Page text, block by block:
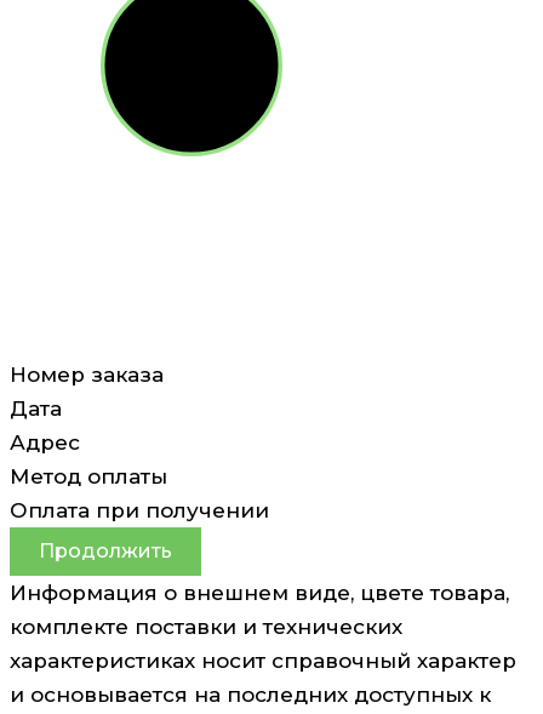
Номер заказа
Дата
Адрес
Метод оплаты
Оплата при получении
Продолжить
Информация о внешнем виде, цвете товара,
комплекте поставки и технических
характеристиках носит справочный характер
и основывается на последних доступных к